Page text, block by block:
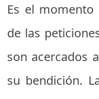
Es el
de las
son acercados
su bendición.